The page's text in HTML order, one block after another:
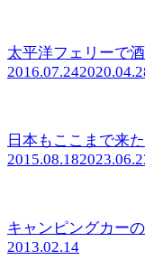
太平洋フェリーで
2016.07.24
日本もここまで来
2015.08.18
キャンピングカー
2013.02.14